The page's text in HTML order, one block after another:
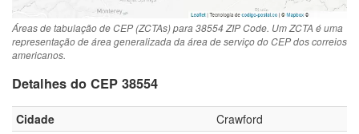
Áreas de tabulação de CEP (ZCTAs) para 38554 ZIP Code. Um ZCTA é uma
representação de área generalizada da área de serviço do CEP dos correios
americanos.
Detalhes do CEP 38554
Cidade
Crawford